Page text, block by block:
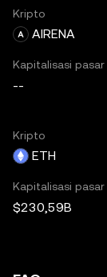
Kripto
AIRENA
Kapitalisasi pasar
--
Kripto
ETH
Kapitalisasi pasar
$230,59B